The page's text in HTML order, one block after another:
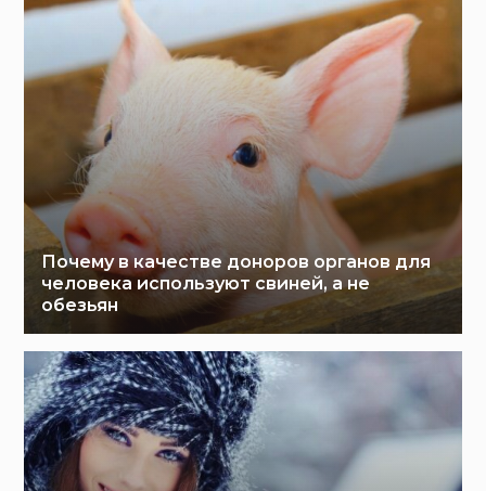
Почему в качестве доноров органов для
человека используют свиней, а не
обезьян